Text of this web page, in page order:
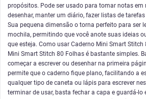
propósitos. Pode ser usado para tomar notas em
desenhar, manter um diário, fazer listas de
Sua pequena dimensão o torna perfeito para ser
mochila, permitindo que você anote suas ideias
que esteja. Como usar Caderno Mini Smart Stitch
Mini Smart Stitch 80 Folhas é bastante simples.
começar a escrever ou desenhar na primeira
permite que o caderno fique plano, facilitando a
qualquer tipo de caneta ou lápis para escrever
terminar de usar, basta fechar a capa e guardá-lo